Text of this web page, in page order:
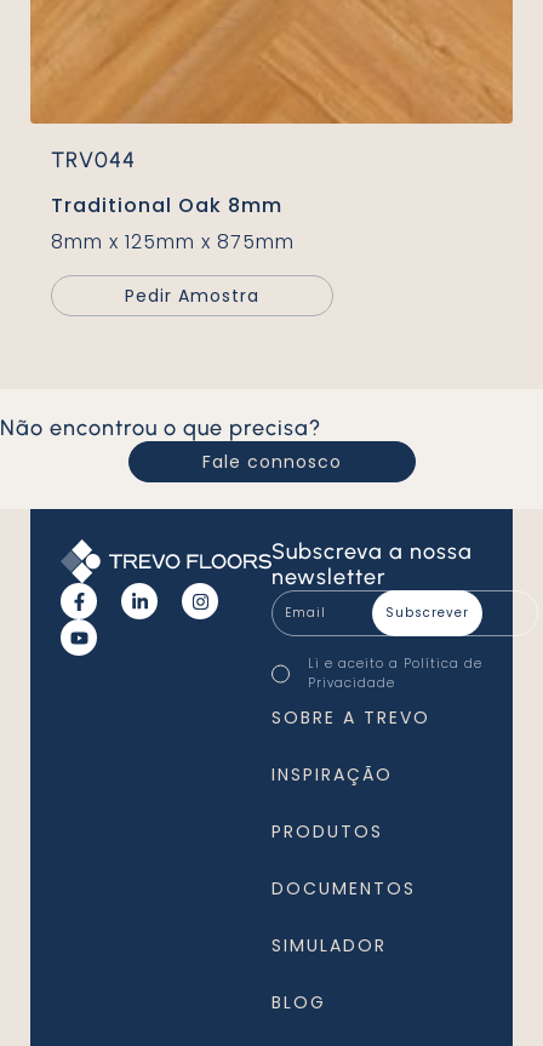
TRV044
Traditional Oak 8mm
8mm x 125mm x 875mm
Pedir Amostra
Não encontrou o que precisa?
Fale connosco
Subscreva a nossa
newsletter
Email
*
Consentimento
*
Li e aceito a Política de
Privacidade
SOBRE A TREVO
INSPIRAÇÃO
PRODUTOS
DOCUMENTOS
SIMULADOR
BLOG